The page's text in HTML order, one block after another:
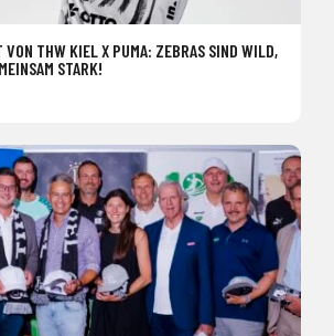
VON THW KIEL X PUMA: ZEBRAS SIND WILD,
STARK!